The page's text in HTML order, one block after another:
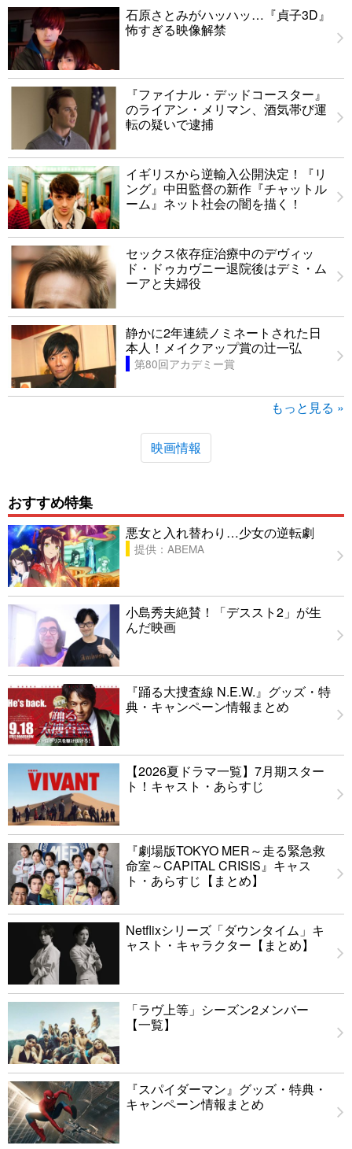
石原さとみがハッハッ…『貞子3D』
怖すぎる映像解禁
『ファイナル・デッドコースター』
のライアン・メリマン、酒気帯び運
転の疑いで逮捕
イギリスから逆輸入公開決定！『リ
ング』中田監督の新作『チャットル
ーム』ネット社会の闇を描く！
セックス依存症治療中のデヴィッ
ド・ドゥカヴニー退院後はデミ・ム
ーアと夫婦役
静かに2年連続ノミネートされた日
本人！メイクアップ賞の辻一弘
第80回アカデミー賞
もっと見る »
映画情報
おすすめ特集
悪女と入れ替わり…少女の逆転劇
提供：ABEMA
小島秀夫絶賛！「デススト2」が生
んだ映画
『踊る大捜査線 N.E.W.』グッズ・特
典・キャンペーン情報まとめ
【2026夏ドラマ一覧】7月期スター
ト！キャスト・あらすじ
『劇場版TOKYO MER～走る緊急救
命室～CAPITAL CRISIS』キャス
ト・あらすじ【まとめ】
Netflixシリーズ「ダウンタイム」キ
ャスト・キャラクター【まとめ】
「ラヴ上等」シーズン2メンバー
【一覧】
『スパイダーマン』グッズ・特典・
キャンペーン情報まとめ